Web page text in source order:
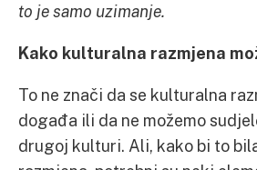
to je samo uzimanje.
Kako kulturalna razmjena
To ne znači da se kulturalna
događa ili da ne možemo
drugoj kulturi. Ali, kako bi to